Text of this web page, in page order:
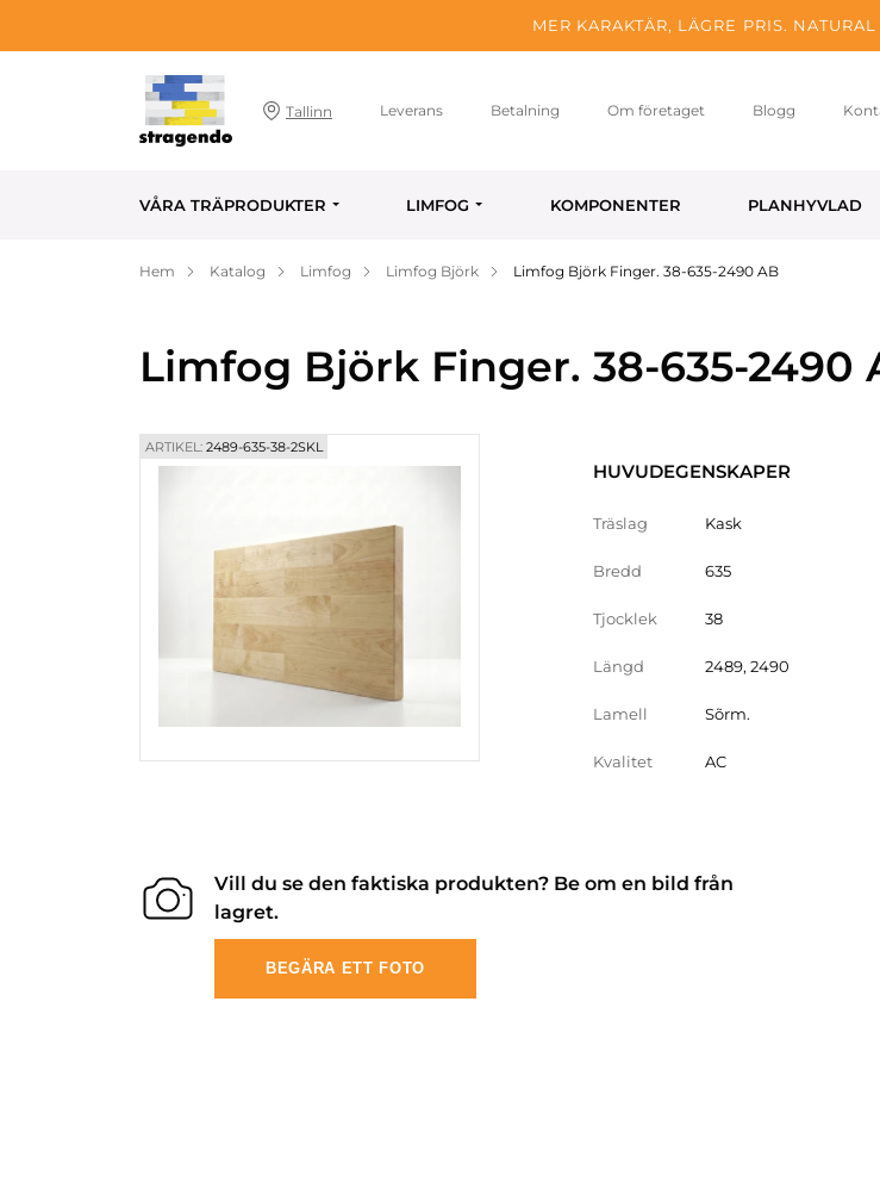
MER KARAKTÄR, LÄGRE PRIS.
Tallinn Leverans Betalning Om företaget Blogg
VÅRA TRÄPRODUKTER LIMFOG KOMPONENTER PLANHYVLAD
Hem Katalog Limfog Limfog Björk Limfog Björk Finger. 38-635-2490 AB
Limfog Björk Finger. 38-635-2490
ARTIKEL: 2489-635-38-2SKL
HUVUDEGENSKAPER
Träslag Kask
Bredd 635
Tjocklek 38
Längd 2489, 2490
Lamell Sõrm.
Kvalitet AC
Vill du se den faktiska produkten? Be om en bild från
lagret.
BEGÄRA ETT FOTO